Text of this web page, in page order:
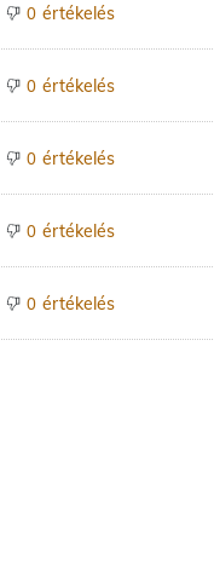
0 értékelés
0 értékelés
0 értékelés
0 értékelés
0 értékelés